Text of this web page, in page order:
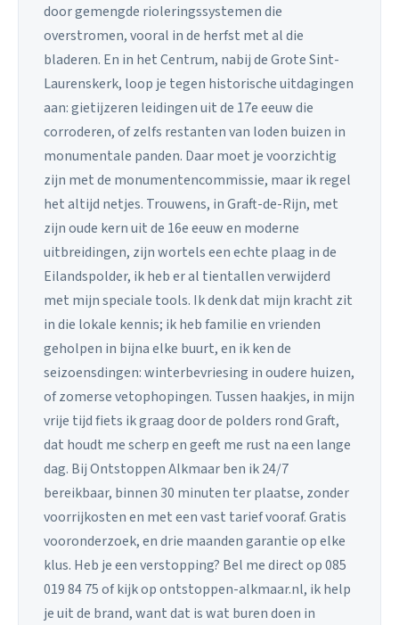
door gemengde rioleringssystemen die
overstromen, vooral in de herfst met al die
bladeren. En in het Centrum, nabij de Grote Sint-
Laurenskerk, loop je tegen historische uitdagingen
aan: gietijzeren leidingen uit de 17e eeuw die
corroderen, of zelfs restanten van loden buizen in
monumentale panden. Daar moet je voorzichtig
zijn met de monumentencommissie, maar ik regel
het altijd netjes. Trouwens, in Graft-de-Rijn, met
zijn oude kern uit de 16e eeuw en moderne
uitbreidingen, zijn wortels een echte plaag in de
Eilandspolder, ik heb er al tientallen verwijderd
met mijn speciale tools. Ik denk dat mijn kracht zit
in die lokale kennis; ik heb familie en vrienden
geholpen in bijna elke buurt, en ik ken de
seizoensdingen: winterbevriesing in oudere huizen,
of zomerse vetophopingen. Tussen haakjes, in mijn
vrije tijd fiets ik graag door de polders rond Graft,
dat houdt me scherp en geeft me rust na een lange
dag. Bij Ontstoppen Alkmaar ben ik 24/7
bereikbaar, binnen 30 minuten ter plaatse, zonder
voorrijkosten en met een vast tarief vooraf. Gratis
vooronderzoek, en drie maanden garantie op elke
klus. Heb je een verstopping? Bel me direct op 085
019 84 75 of kijk op ontstoppen-alkmaar.nl, ik help
je uit de brand, want dat is wat buren doen in